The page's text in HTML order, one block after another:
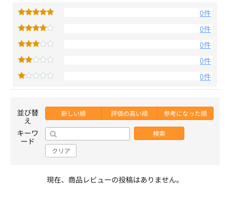
0件
0件
0件
0件
0件
並び替
え
新しい順 評価の高い順 参考になった順
キーワ
ード
検索
クリア
現在、商品レビューの投稿はありません。